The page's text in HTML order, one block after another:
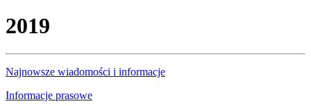
2019
Najnowsze wiadomości i informacje
Informacje prasowe